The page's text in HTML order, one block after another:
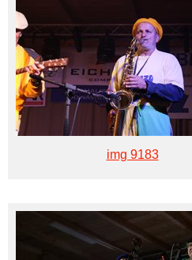
img 9183